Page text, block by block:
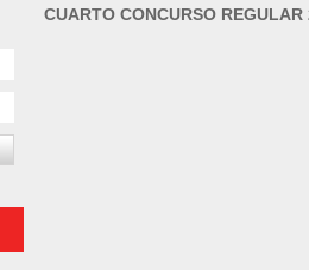
CUARTO CONCURSO REGULAR